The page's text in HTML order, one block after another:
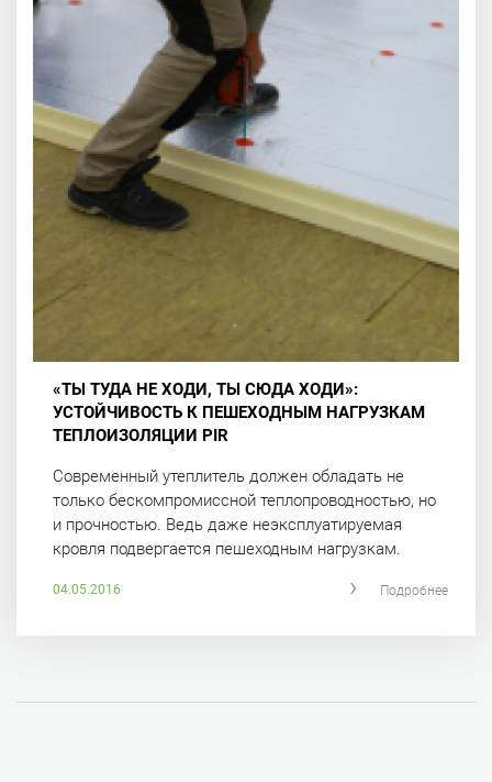
«ТЫ ТУДА НЕ ХОДИ, ТЫ СЮДА ХОДИ»:
УСТОЙЧИВОСТЬ К ПЕШЕХОДНЫМ НАГРУЗКАМ
ТЕПЛОИЗОЛЯЦИИ PIR
Современный утеплитель должен обладать не
только бескомпромиссной теплопроводностью, но
и прочностью. Ведь даже неэксплуатируемая
кровля подвергается пешеходным нагрузкам.
04.05.2016 Подробнее